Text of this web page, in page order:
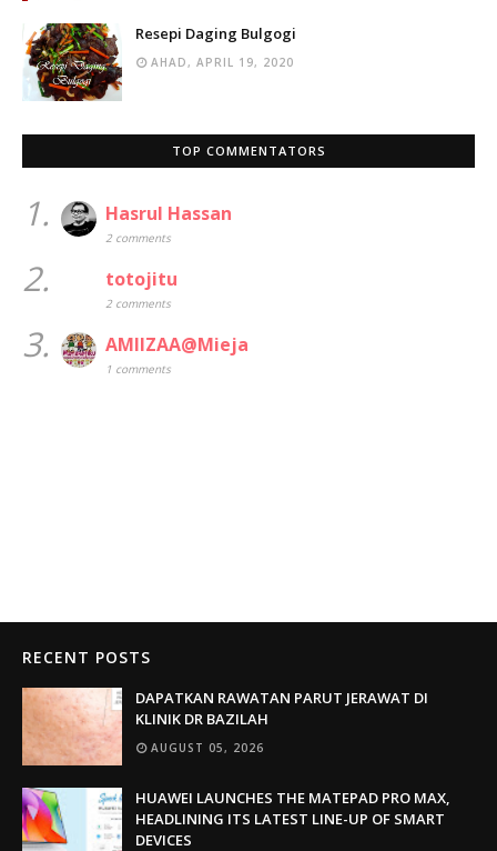
Resepi Daging Bulgogi
AHAD, APRIL 19, 2020
TOP COMMENTATORS
1. Hasrul Hassan
2 comments
2. totojitu
2 comments
3. AMIIZAA@Mieja
1 comments
RECENT POSTS
DAPATKAN RAWATAN PARUT JERAWAT DI
KLINIK DR BAZILAH
AUGUST 05, 2026
HUAWEI LAUNCHES THE MATEPAD PRO MAX,
HEADLINING ITS LATEST LINE-UP OF SMART
DEVICES